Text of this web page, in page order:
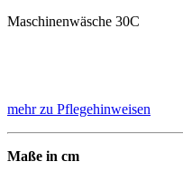
Maschinenwäsche 30C
mehr zu Pflegehinweisen
Maße in cm